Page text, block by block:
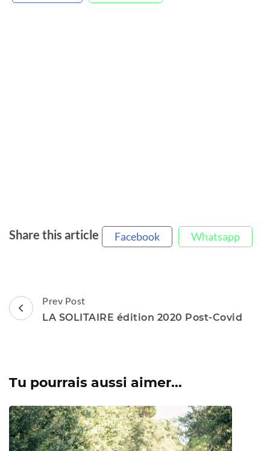
Share this article Facebook Whatsapp
Post
Navigation
Prev Post
LA SOLITAIRE édition 2020 Post-Covid
Tu pourrais aussi aimer...